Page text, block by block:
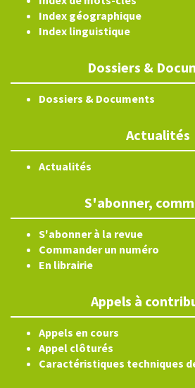
Index géographique
Index linguistique
Dossiers &
Dossiers & Documents
Actualités
Actualités
S'abonner,
S'abonner à la revue
Commander un numéro
En librairie
Appels à
Appels en cours
Appel clôturés
Caractéristiques techniques